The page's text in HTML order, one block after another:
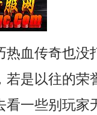
血传奇也没
若是以往的荣
看一些别玩家